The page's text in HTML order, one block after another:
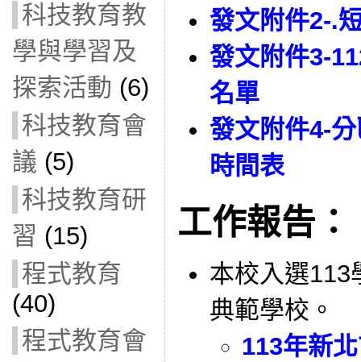
科技教育教
學與學習及
探索活動 (6)
科技教育會
議 (5)
科技教育研
習 (15)
程式教育
(40)
程式教育會
發文附件2-.
發文附件3-
名單
發文附件4-
時間表
工作報告：
本校入選113
典範學校。
113年新